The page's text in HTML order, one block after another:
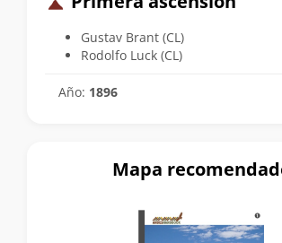
Gustav Brant (CL)
Rodolfo Luck (CL)
Año: 1896
Mapa